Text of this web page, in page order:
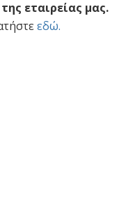
εταιρείας μας.
εδώ.